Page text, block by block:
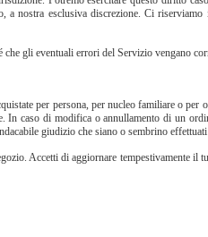
nostra esclusiva discrezione. Ci
gli eventuali errori del Servizio vengano
per persona, per nucleo familiare o
caso di modifica o annullamento di un
giudizio che siano o sembrino
Accetti di aggiornare tempestivamente il